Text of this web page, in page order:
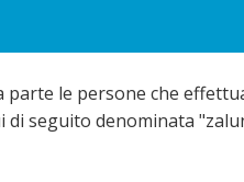
parte le persone che
di seguito denominata